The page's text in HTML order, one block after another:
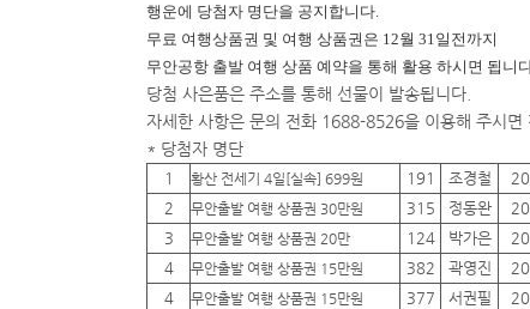
행운에 당첨자 명단을 공지합니다.
무료 여행상품권 및 여행 상품권은 12월 31일전까지
무안공항 출발 여행 상품 예약을 통해 활용 하시면 됩니
당첨 사은품은 주소를 통해 선물이 발송됩니다.
자세한 사항은 문의 전화 1688-8526을 이용해 주시면
* 당첨자 명단
1 황산 전세기 4일[실속] 699원 191 조경철
2
무안출발 여행 상품권 30만원 315 정동완
3
무안출발 여행 상품권 20만 124 박가은
4
무안출발 여행 상품권 15만원 382 곽영진
4
무안출발 여행 상품권 15만원 377 서권필